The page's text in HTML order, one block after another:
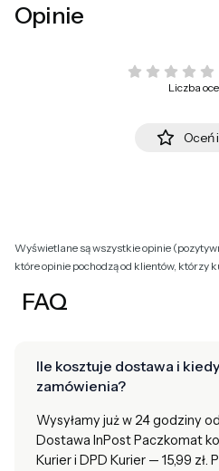
Opinie
Liczba
Oceń
Wyświetlane są wszystkie opinie
które opinie pochodzą od klientów, którzy
FAQ
Ile kosztuje dostawa i
zamówienia?
Wysyłamy już w 24 godziny
Dostawa InPost Paczkomat
Kurier i DPD Kurier — 15,99 zł.